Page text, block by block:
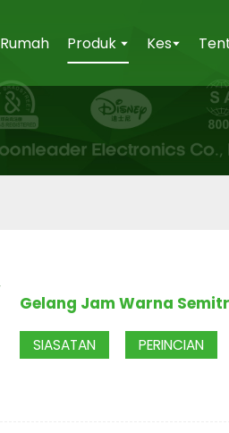
Rumah Produk Kes
Gelang Jam Warna
SIASATAN PERINCIAN